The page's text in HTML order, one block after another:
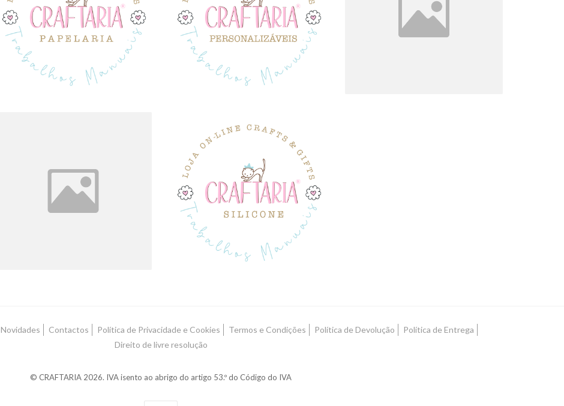
PAPELARIA PERSONALIZÁVEIS PRESENTES
SENSORIAL SILICONE
Novidades Contactos Política de Privacidade e Cookies Termos e Condições Política de Devolução
Política de Entrega
Direito de livre resolução
© CRAFTARIA 2026. IVA isento ao abrigo do artigo 53.º do Código do IVA